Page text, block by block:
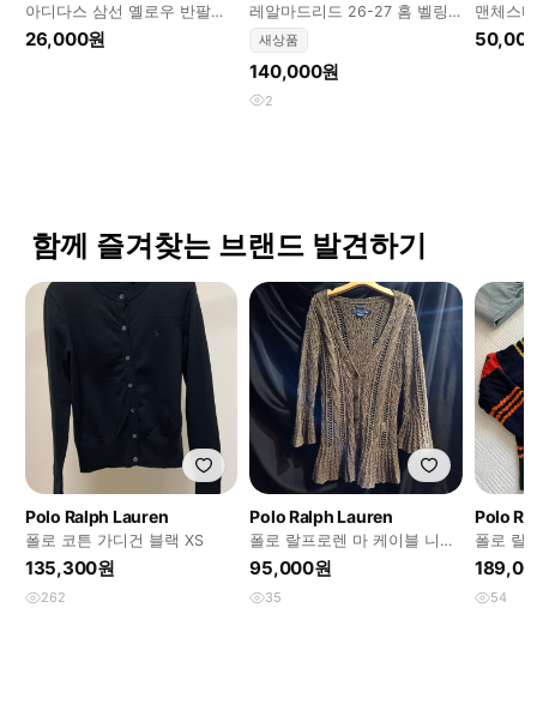
아디다스 삼선 옐로우 반팔티
급처
26,000원
레알마드리드 26-27 홈 벨링
엄 국내 XL
새상품
140,000원
2
맨체스
함께 즐겨찾는 브랜드 발견하기
Polo Ralph Lauren
폴로 코튼 가디건 블랙 XS
135,300원
262
Polo Ralph Lauren
폴로 랄프로렌 마 케이블 니트
가디건
95,000원
35
Polo
폴로 랄
어 스트
디건
54